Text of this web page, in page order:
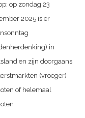
op zondag 23
2025 is er
in
en zijn doorgaans
(vroeger)
of helemaal